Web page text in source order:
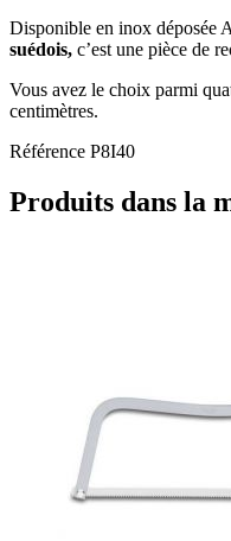
Disponible en inox déposée
suédois, c’est une pièce de
Vous avez le choix parmi
centimètres.
Référence P8I40
Produits dans la